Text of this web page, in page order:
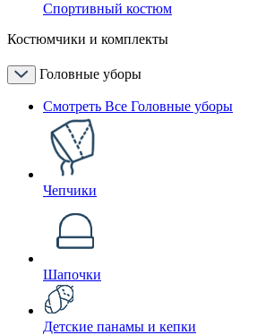
Спортивный костюм
Костюмчики и комплекты
Головные уборы
Смотреть Все Головные уборы
Чепчики
Шапочки
Детские панамы и кепки